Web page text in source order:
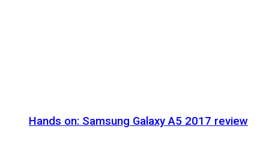
Hands on: Samsung Galaxy A5 2017 review